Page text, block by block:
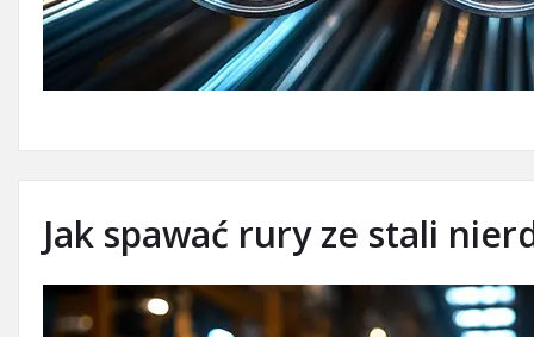
Jak spawać rury ze stali